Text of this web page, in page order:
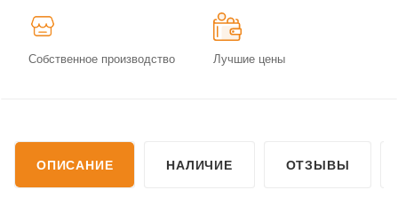
Собственное производство Лучшие цены
ОПИСАНИЕ НАЛИЧИЕ ОТЗЫВЫ